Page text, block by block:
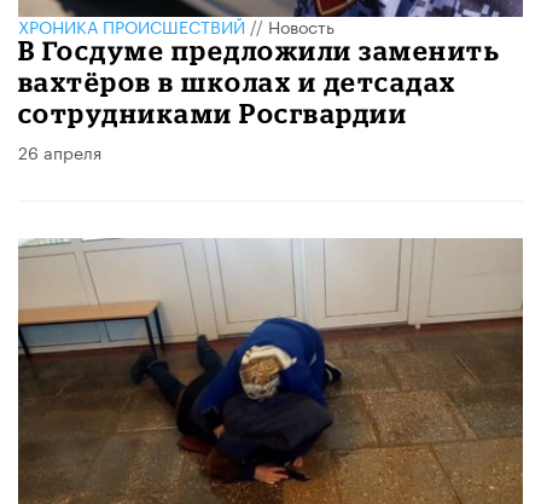
ХРОНИКА ПРОИСШЕСТВИЙ//Новость
В Госдуме предложили заменить
вахтёров в школах и детсадах
сотрудниками Росгвардии
26 апреля